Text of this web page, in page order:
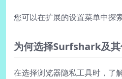
您可以在扩展的设置菜单中探
为何选择Surfshark及
在选择浏览器隐私工具时，了